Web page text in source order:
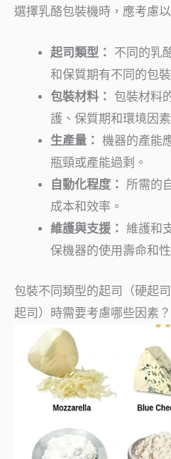
選擇乳酪包裝機時，應考慮
起司類型：
不同的乳
和保質期有不同的包裝
包裝材料：
包裝材料
護、保質期和環境因素
生產量： 機器的產能
瓶頸或產能過剩。
自動化程度：
所需的
成本和效率。
維護與支援：
維護和
保機器的使用壽命和
包裝不同類型的起司（硬起
起司）時需要考慮哪些因素？